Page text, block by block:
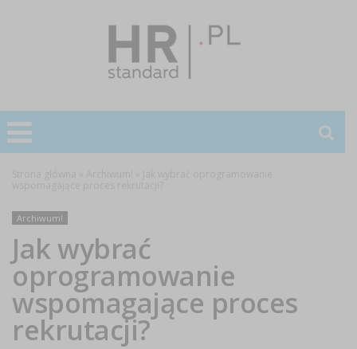
Archiwum!
Jak wybrać
oprogramowanie
wspomagające proces
rekrutacji?